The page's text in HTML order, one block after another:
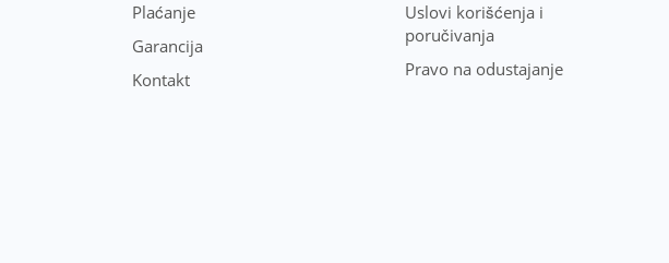
Plaćanje
Garancija
Kontakt
Uslovi korišćenja i
poručivanja
Pravo na odustajanje